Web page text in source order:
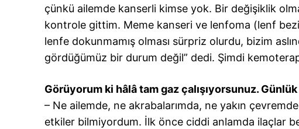
çünkü ailemde kanserli kimse yok. Bir değişiklik
kontrole gittim. Meme kanseri ve lenfoma (lenf
lenfe dokunmamış olması sürpriz olurdu, bizim
gördüğümüz bir durum değil” dedi. Şimdi
Görüyorum ki hâlâ tam gaz çalışıyorsunuz.
– Ne ailemde, ne akrabalarımda, ne yakın
etkiler bilmiyordum. İlk önce ciddi anlamda ilaçlar